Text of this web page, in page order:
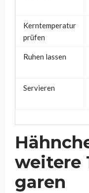
Kerntemperatur
prüfen
Ruhen lassen
Servieren
weitere
garen